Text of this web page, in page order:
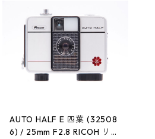
AUTO HALF E 四葉 (32508
6) / 25mm F2.8 RICOH リコ